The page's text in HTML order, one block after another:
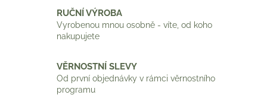
RUČNÍ VÝROBA
Vyrobenou mnou osobně - víte, od koho
nakupujete
VĚRNOSTNÍ SLEVY
Od první objednávky v rámci věrnostního
programu